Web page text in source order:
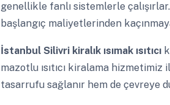
genellikle fanlı sistemlerle
başlangıç maliyetlerinden
İstanbul Silivri kiralık ısımak ısıtıcı
mazotlu ısıtıcı kiralama hizmetimiz
tasarrufu sağlanır hem de çevreye